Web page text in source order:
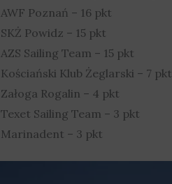
AWF Poznań – 16 pkt
SKŻ Powidz – 15 pkt
AZS Sailing Team – 15 pkt
Kościański Klub Żeglarski – 7 pkt
Załoga Rogalin – 4 pkt
Texet Sailing Team – 3 pkt
Marinadent – 3 pkt